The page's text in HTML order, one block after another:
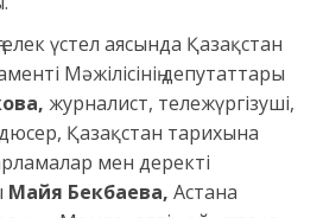
үстел аясында Қазақстан
Мәжілісінің депутаттары
журналист, тележүргізуші,
Қазақстан тарихына
мен деректі
Майя Бекбаева, Астана